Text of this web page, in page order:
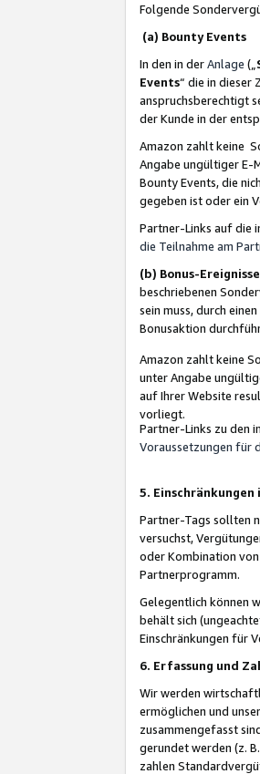
Folgende
(a) Bounty Events
In den in derAnlage („
Events“ die in dieser
anspruchsberechtigt
der Kunde in der
Amazon zahlt keine
Angabe ungültiger E-
Bounty Events, die
gegeben ist oder ein
Partner-Links auf die
die Teilnahme am
(b) Bonus-Ereignisse
beschriebenen
sein muss, durch
Bonusaktion
Amazon zahlt keine
unter Angabe
auf Ihrer Website
vorliegt.
Partner-Links zu den
Voraussetzungen für
5.
Partner-Tags sollten
versuchst,
oder Kombination
Partnerprogramm.
Gelegentlich können
behält sich
Einschränkungen für
6. Erfassung und
Wir werden
ermöglichen und
zusammengefasst
gerundet werden (z.
zahlen